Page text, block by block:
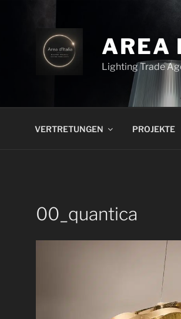
AREA
Lighting Trade
VERTRETUNGEN PROJEKTE
00_quantica